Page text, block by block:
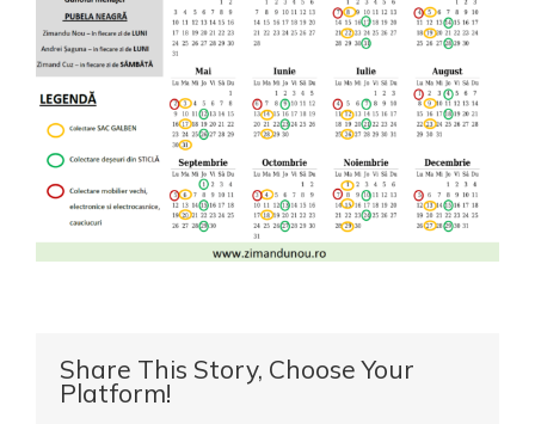
Share This Story, Choose Your
Platform!